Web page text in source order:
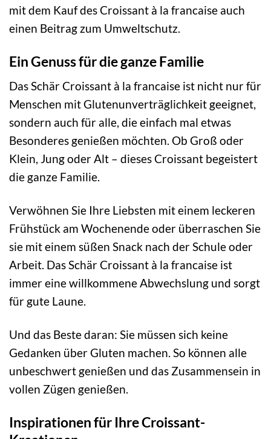
mit dem Kauf des Croissant à la francaise auch
einen Beitrag zum Umweltschutz.
Ein Genuss für die ganze Familie
Das Schär Croissant à la francaise ist nicht nur für
Menschen mit Glutenunverträglichkeit geeignet,
sondern auch für alle, die einfach mal etwas
Besonderes genießen möchten. Ob Groß oder
Klein, Jung oder Alt – dieses Croissant begeistert
die ganze Familie.
Verwöhnen Sie Ihre Liebsten mit einem leckeren
Frühstück am Wochenende oder überraschen Sie
sie mit einem süßen Snack nach der Schule oder
Arbeit. Das Schär Croissant à la francaise ist
immer eine willkommene Abwechslung und sorgt
für gute Laune.
Und das Beste daran: Sie müssen sich keine
Gedanken über Gluten machen. So können alle
unbeschwert genießen und das Zusammensein in
vollen Zügen genießen.
Inspirationen für Ihre Croissant-